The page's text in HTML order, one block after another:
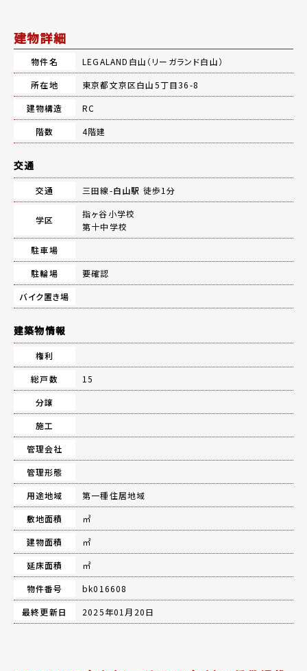
建物詳細
物件名
LEGALAND白山（リーガランド白山）
所在地
東京都文京区白山5丁目36-8
建物構造
RC
階数
4階建
交通
交通 三田線-白山駅 徒歩1分
学区
指ヶ谷小学校
第十中学校
駐車場
駐輪場
要確認
バイク置き場
建築物情報
権利
総戸数
15
分譲
施工
管理会社
管理形態
用途地域
第一種住居地域
敷地面積
㎡
建物面積
㎡
延床面積
㎡
物件番号
bk016608
最終更新日
2025年01月20日